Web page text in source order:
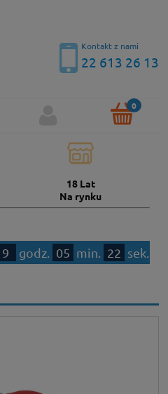
Kontakt z nami
22 613 26 13
18 Lat
Na rynku
9 godz. 05 min. 22 sek.